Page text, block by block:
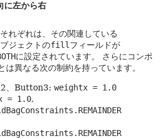
に左から右
れぞれは、その関連している
ジェクトのfill フィールドが
に設定されています。
さらにコンポ
は異なる次の制約を持っています。
、Button3: weightx = 1.0
= 1.0,